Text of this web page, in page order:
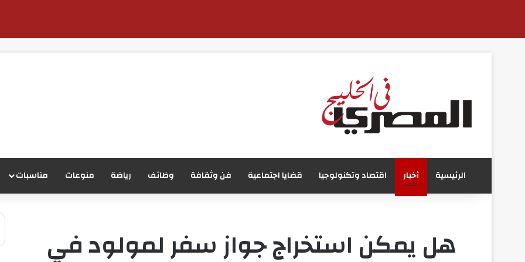
الرئيسية أخبار اقتصاد وتكنولوجيا قضايا اجتماعية فن وثقافة وظائف رياضة منوعات مناسبات
هل يمكن استخراج جواز سفر لمولود في